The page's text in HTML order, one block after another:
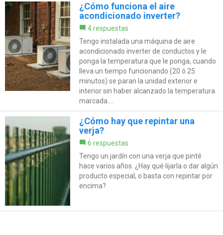
¿Cómo funciona el aire
acondicionado inverter?
4 respuestas
Tengo instalada una máquina de aire
acondicionado inverter de conductos y le
ponga la temperatura que le ponga, cuando
lleva un tiempo funcionando (20 ó 25
minutos) se paran la unidad exterior e
interior sin haber alcanzado la temperatura
marcada....
¿Cómo hay que repintar una
verja?
6 respuestas
Tengo un jardín con una verja que pinté
hace varios años. ¿Hay qué lijarla o dar algún
producto especial, o basta con repintar por
encima?